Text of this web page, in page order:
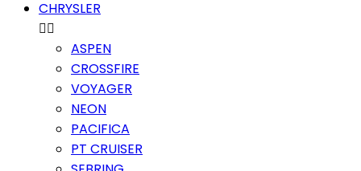
CHRYSLER

ASPEN
CROSSFIRE
VOYAGER
NEON
PACIFICA
PT CRUISER